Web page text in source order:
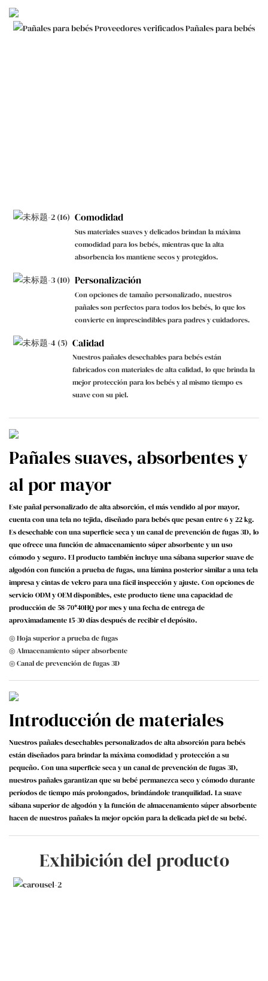
Comodidad
Sus materiales suaves y delicados brindan la máxima
comodidad para los bebés, mientras que la alta
absorbencia los mantiene secos y protegidos.
Personalización
Con opciones de tamaño personalizado, nuestros
pañales son perfectos para todos los bebés, lo que los
convierte en imprescindibles para padres y cuidadores.
Calidad
Nuestros pañales desechables para bebés están
fabricados con materiales de alta calidad, lo que brinda la
mejor protección para los bebés y al mismo tiempo es
suave con su piel.
Pañales suaves, absorbentes y
al por mayor
Este pañal personalizado de alta absorción, el más vendido al por mayor,
cuenta con una tela no tejida, diseñado para bebés que pesan entre 6 y 22 kg.
Es desechable con una superficie seca y un canal de prevención de fugas 3D, lo
que ofrece una función de almacenamiento súper absorbente y un uso
cómodo y seguro. El producto también incluye una sábana superior suave de
algodón con función a prueba de fugas, una lámina posterior similar a una tela
impresa y cintas de velcro para una fácil inspección y ajuste. Con opciones de
servicio ODM y OEM disponibles, este producto tiene una capacidad de
producción de 58-70*40HQ por mes y una fecha de entrega de
aproximadamente 15-30 días después de recibir el depósito.
◎ Hoja superior a prueba de fugas
◎ Almacenamiento súper absorbente
◎ Canal de prevención de fugas 3D
Introducción de materiales
Nuestros pañales desechables personalizados de alta absorción para bebés
están diseñados para brindar la máxima comodidad y protección a su
pequeño. Con una superficie seca y un canal de prevención de fugas 3D,
nuestros pañales garantizan que su bebé permanezca seco y cómodo durante
períodos de tiempo más prolongados, brindándole tranquilidad. La suave
sábana superior de algodón y la función de almacenamiento súper absorbente
hacen de nuestros pañales la mejor opción para la delicada piel de su bebé.
Exhibición del producto